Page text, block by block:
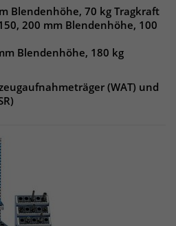
Blendenhöhe, 70 kg Tragkraft
200 mm Blendenhöhe, 100
Blendenhöhe, 180 kg
(WAT) und
gewählten Tracking-Optin-
der Webseite zu identifizieren.
wird von Matomo installiert.
wird verwendet, um
, Sitzungs- und
zu berechnen und
der Website für den